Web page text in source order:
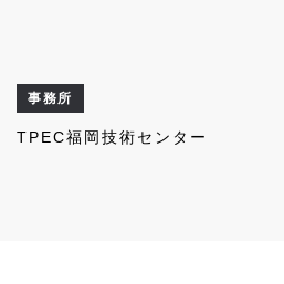
事務所
TPEC福岡技術センター